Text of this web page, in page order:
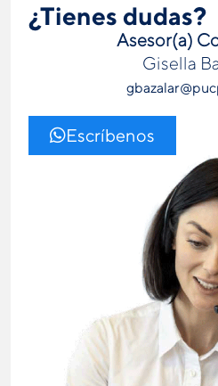
¿Tienes dudas?
Asesor(a)
Gisella
Escríbenos